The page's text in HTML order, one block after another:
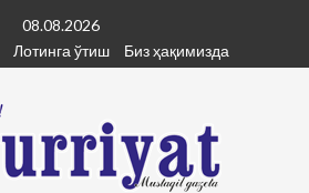
08.08.2026
Лотинга ўтиш Биз ҳақимизда